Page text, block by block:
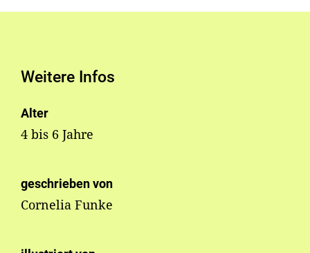
Weitere Infos
Alter
4 bis 6 Jahre
geschrieben von
Cornelia Funke